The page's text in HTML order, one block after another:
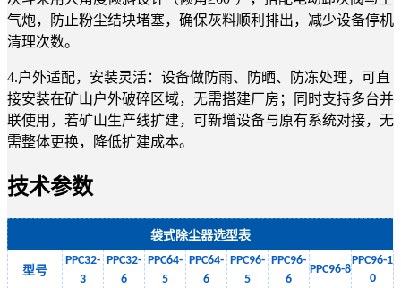
气炮，防止粉尘结块堵塞，确保灰料顺利排出，减少设备停机
清理次数。
4.户外适配，安装灵活：设备做防雨、防晒、防冻处理，可直
接安装在矿山户外破碎区域，无需搭建厂房；同时支持多台并
联使用，若矿山生产线扩建，可新增设备与原有系统对接，无
需整体更换，降低扩建成本。
技术参数
袋式除尘器选型表
型号
PPC32-
3
PPC32-
6
PPC64-
5
PPC64-
6
PPC96-
5
PPC96-
6
PPC96-8
PPC96-1
0